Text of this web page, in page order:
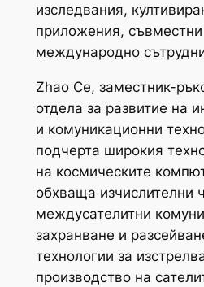
изследвания,
приложения,
международно
Zhao Ce, заместник-
отдела за развитие на
и комуникационни
подчерта широкия
на космическите
обхваща изчислителни
междусателитни
захранване и
технологии за
производство на